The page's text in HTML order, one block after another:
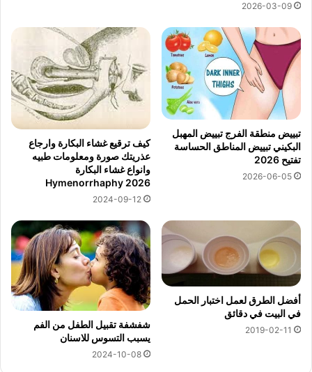
2026-03-09
تبييض منطقة الفرج تبييض المهبل
البكيني تبييض المناطق الحساسة
تفتيح 2026
2026-06-05
كيف ترقيع غشاء البكارة وارجاع
عذريتك صورة ومعلومات طبيه
وانواع غشاء البكارة
Hymenorrhaphy 2026
2024-09-12
أفضل الطرق لعمل اختبار الحمل
في البيت في دقائق
2019-02-11
شفشفة تقبيل الطفل من الفم
يسبب التسوس للاسنان
2024-10-08